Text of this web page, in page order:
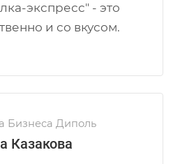
экспресс" - это
и со вкусом.
Бизнеса Диполь
Казакова